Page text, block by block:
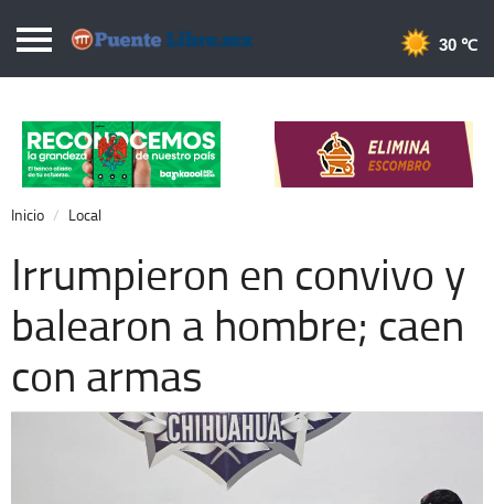
Puentelibre.mx
Local
Nacional
Opinión
Cronos
Economía
30 ℃
Inicio Local
Irrumpieron en convivo y
balearon a hombre; caen
con armas